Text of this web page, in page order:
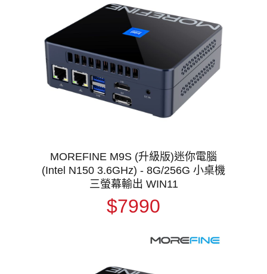
MOREFINE M9S (升級版)迷你電腦
(Intel N150 3.6GHz) - 8G/256G 小桌機
三螢幕輸出 WIN11
$7990